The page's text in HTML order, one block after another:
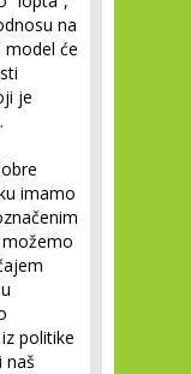
na
model će
je
imamo
politike
naš